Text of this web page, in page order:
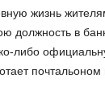
жизнь
должность в
либо